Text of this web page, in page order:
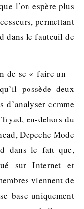
l’on espère plus
permettant
dans le fauteuil de
de se « faire un
possède deux
comme
en-dehors du
Depeche Mode
dans le fait que,
sur Internet et
viennent de
base uniquement